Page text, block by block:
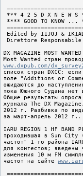
*** 4 2 5 D X N E W S
**** GOOD TO KNOW
Edited by I1JQJ &
Direttore Responsabile
DX MAGAZINE MOST
www.dxpub.com/
список стран DXCC:
поле "Additions or
ожидаются до
пока Южного Судана нет
Общие результаты
журнала The DX
2012 г. Разбивка по
за март-апрель 2012 г..
IARU REGION 1 HF
проходившая в Sun City
частот" 1-го района
для контестов; введены
изменения 10 м FM
частот на сайте